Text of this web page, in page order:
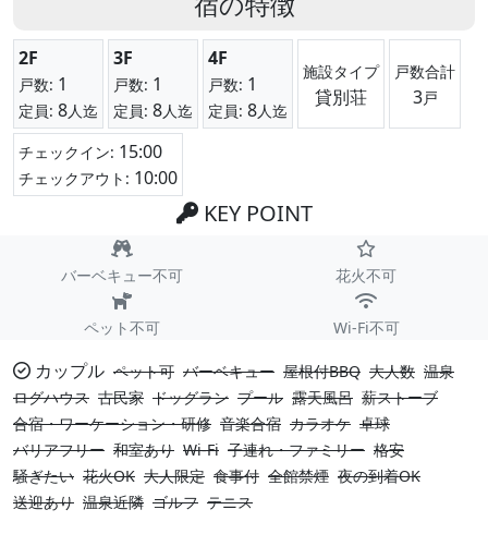
2F
戸数: 1
定員: 8人迄
3F
戸数: 1
定員: 8人迄
4F
戸数: 1
定員: 8人迄
施設タイプ
貸別荘
戸数合計
3戸
チェックイン: 15:00
チェックアウト: 10:00
KEY POINT
バーベキュー不可 花火不可
ペット不可 Wi-Fi不可
カップル ペット可 バーベキュー 屋根付BBQ 大人数 温泉
ログハウス 古民家 ドッグラン プール 露天風呂 薪ストーブ
合宿・ワーケーション・研修 音楽合宿 カラオケ 卓球
バリアフリー 和室あり Wi-Fi 子連れ・ファミリー 格安
騒ぎたい 花火OK 大人限定 食事付 全館禁煙 夜の到着OK
送迎あり 温泉近隣 ゴルフ テニス